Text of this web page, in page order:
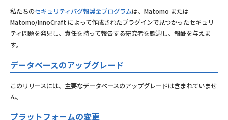
私たちのセキュリティバグ報奨金プログラムは、Matomo または
Matomo/InnoCraft によって作成されたプラグインで見つかったセキュリ
ティ問題を発見し、責任を持って報告する研究者を歓迎し、報酬を与えま
す。
データベースのアップグレード
このリリースには、主要なデータベースのアップグレードは含まれていませ
ん。
プラットフォームの変更